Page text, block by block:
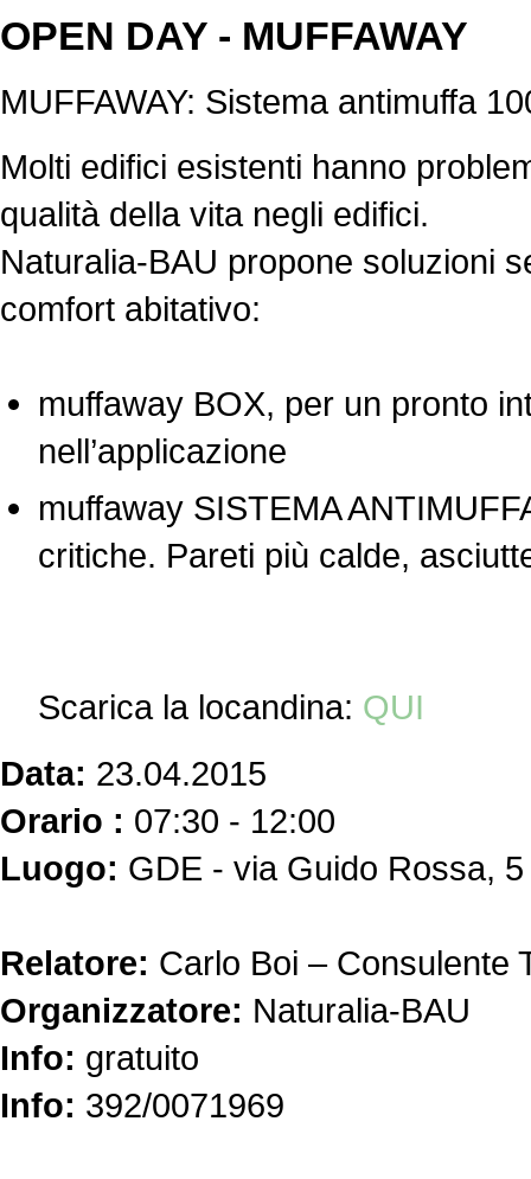
OPEN DAY - MUFFAWAY
MUFFAWAY: Sistema antimuffa
Molti edifici esistenti hanno
qualità della vita negli edifici.
Naturalia-BAU propone soluzioni
comfort abitativo:
muffaway BOX, per un pronto
nell’applicazione
muffaway SISTEMA
critiche. Pareti più calde,
Scarica la locandina: QUI
Data: 23.04.2015
Orario : 07:30 - 12:00
Luogo: GDE - via Guido Rossa,
Relatore: Carlo Boi – Consulente
Organizzatore: Naturalia-BAU
Info: gratuito
Info: 392/0071969